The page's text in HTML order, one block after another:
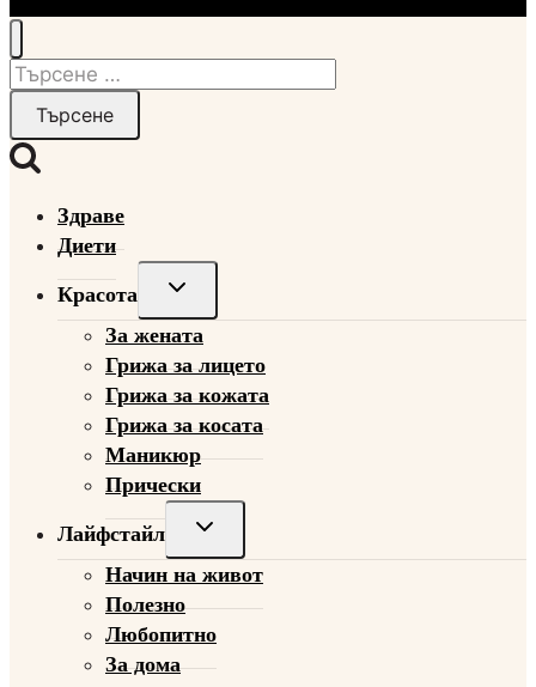
Търсене
Здраве
Диети
Красота
Toggle
menu
За жената
Грижа за лицето
Грижа за кожата
Грижа за косата
Маникюр
Прически
Лайфстайл
Toggle
menu
Начин на живот
Полезно
Любопитно
За дома